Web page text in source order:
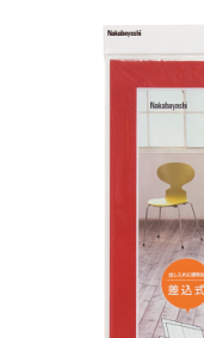
プリントの出し
メーカー希望小売価格：
+ 税
差込式の為、繰り返し